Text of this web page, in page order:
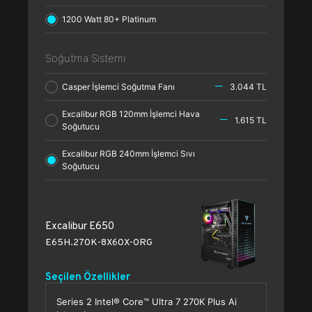
1200 Watt 80+ Platinum
Soğutma Sistemi
Casper İşlemci Soğutma Fanı 3.044 TL
Excalibur RGB 120mm İşlemci Hava
Soğutucu
1.615 TL
Excalibur RGB 240mm İşlemci Sıvı
Soğutucu
Excalibur E650
E65H.270K-8X60X-0RG
Seçilen Özellikler
Series 2 Intel® Core™ Ultra 7 270K Plus Ai